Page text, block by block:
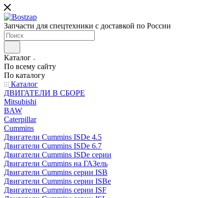
Запчасти для спецтехники с доставкой по России
Каталог
По всему сайту
По каталогу
Каталог
ДВИГАТЕЛИ В СБОРЕ
Mitsubishi
BAW
Caterpillar
Cummins
Двигатели Cummins ISDe 4.5
Двигатели Cummins ISDe 6.7
Двигатели Cummins ISDe серии
Двигатели Cummins на ГАЗель
Двигатели Cummins серии ISB
Двигатели Cummins серии ISBe
Двигатели Cummins серии ISF